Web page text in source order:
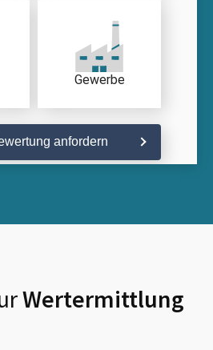
Gewerbe
anfordern
Wertermittlung